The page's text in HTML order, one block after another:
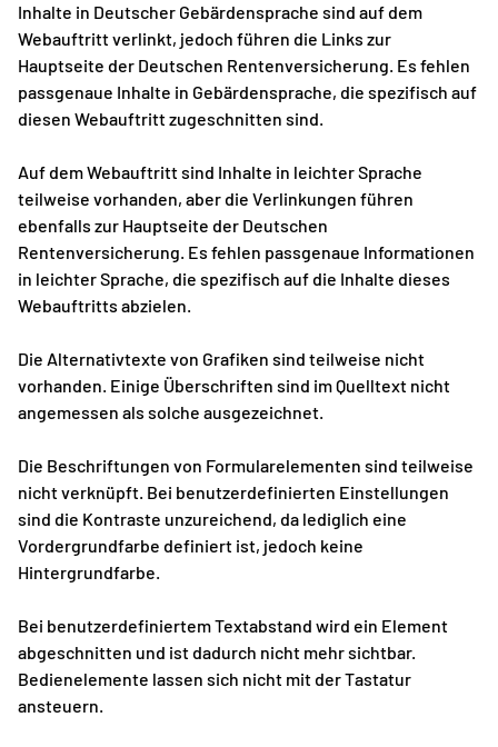
Inhalte in Deutscher Gebärdensprache sind auf dem
Webauftritt verlinkt, jedoch führen die Links zur
Hauptseite der Deutschen Rentenversicherung. Es fehlen
passgenaue Inhalte in Gebärdensprache, die spezifisch auf
diesen Webauftritt zugeschnitten sind.
Auf dem Webauftritt sind Inhalte in leichter Sprache
teilweise vorhanden, aber die Verlinkungen führen
ebenfalls zur Hauptseite der Deutschen
Rentenversicherung. Es fehlen passgenaue Informationen
in leichter Sprache, die spezifisch auf die Inhalte dieses
Webauftritts abzielen.
Die Alternativtexte von Grafiken sind teilweise nicht
vorhanden. Einige Überschriften sind im Quelltext nicht
angemessen als solche ausgezeichnet.
Die Beschriftungen von Formularelementen sind teilweise
nicht verknüpft. Bei benutzerdefinierten Einstellungen
sind die Kontraste unzureichend, da lediglich eine
Vordergrundfarbe definiert ist, jedoch keine
Hintergrundfarbe.
Bei benutzerdefiniertem Textabstand wird ein Element
abgeschnitten und ist dadurch nicht mehr sichtbar.
Bedienelemente lassen sich nicht mit der Tastatur
ansteuern.